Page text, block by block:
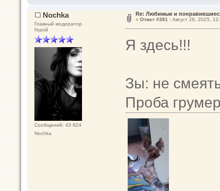
Nochka
Главный модератор
Герой
Сообщений: 43 824
Nochka
Re: Любимые и
« Ответ #381 :Август 28, 2025,
Я здесь!!!
Зы: не
Проба